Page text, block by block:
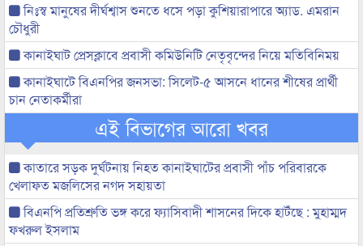
নিঃস্ব মানুষের দীর্ঘশ্বাস শুনতে ধসে পড়া কুশিয়ারাপারে অ্যাড. এমরান
চৌধুরী
কানাইঘাট প্রেসক্লাবে প্রবাসী কমিউনিটি নেতৃবৃন্দের নিয়ে মতিবিনিময়
কানাইঘাটে বিএনপির জনসভা: সিলেট-৫ আসনে ধানের শীষের প্রার্থী
চান নেতাকর্মীরা
এই বিভাগের আরো খবর
কাতারে সড়ক দুর্ঘটনায় নিহত কানাইঘাটের প্রবাসী পাঁচ পরিবারকে
খেলাফত মজলিসের নগদ সহায়তা
বিএনপি প্রতিশ্রুতি ভঙ্গ করে ফ্যাসিবাদী শাসনের দিকে হাটঁছে : মুহাম্মদ
ফখরুল ইসলাম